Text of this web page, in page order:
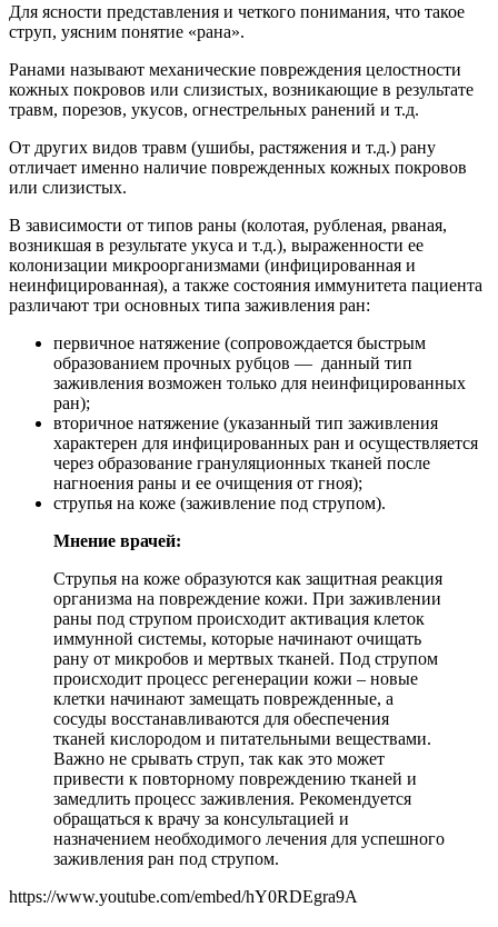
Для ясности представления и четкого понимания, что такое
струп, уясним понятие «рана».
Ранами называют механические повреждения целостности
кожных покровов или слизистых, возникающие в результате
травм, порезов, укусов, огнестрельных ранений и т.д.
От других видов травм (ушибы, растяжения и т.д.) рану
отличает именно наличие поврежденных кожных покровов
или слизистых.
В зависимости от типов раны (колотая, рубленая, рваная,
возникшая в результате укуса и т.д.), выраженности ее
колонизации микроорганизмами (инфицированная и
неинфицированная), а также состояния иммунитета пациента
различают три основных типа заживления ран:
первичное натяжение (сопровождается быстрым
образованием прочных рубцов — данный тип
заживления возможен только для неинфицированных
ран);
вторичное натяжение (указанный тип заживления
характерен для инфицированных ран и осуществляется
через образование грануляционных тканей после
нагноения раны и ее очищения от гноя);
струпья на коже (заживление под струпом).
Мнение врачей:
Струпья на коже образуются как защитная реакция
организма на повреждение кожи. При заживлении
раны под струпом происходит активация клеток
иммунной системы, которые начинают очищать
рану от микробов и мертвых тканей. Под струпом
происходит процесс регенерации кожи – новые
клетки начинают замещать поврежденные, а
сосуды восстанавливаются для обеспечения
тканей кислородом и питательными веществами.
Важно не срывать струп, так как это может
привести к повторному повреждению тканей и
замедлить процесс заживления. Рекомендуется
обращаться к врачу за консультацией и
назначением необходимого лечения для успешного
заживления ран под струпом.
https://www.youtube.com/embed/hY0RDEgra9A